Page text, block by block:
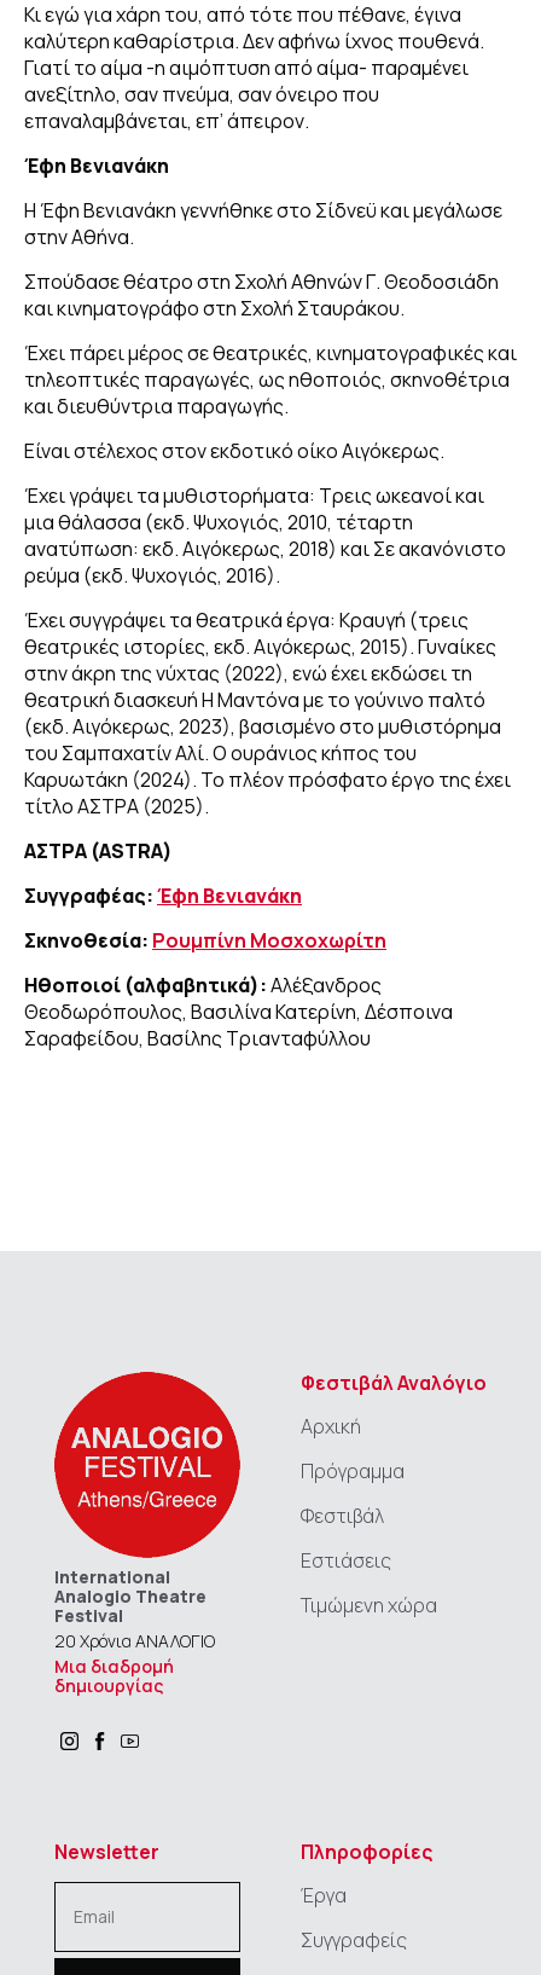
Κι εγώ για χάρη του, από τότε που πέθανε, έγινα
καλύτερη καθαρίστρια. Δεν αφήνω ίχνος πουθενά.
Γιατί το αίμα -η αιμόπτυση από αίμα- παραμένει
ανεξίτηλο, σαν πνεύμα, σαν όνειρο που
επαναλαμβάνεται, επ’ άπειρον.
Έφη Βενιανάκη
Η Έφη Βενιανάκη γεννήθηκε στο Σίδνεϋ και μεγάλωσε
στην Αθήνα.
Σπούδασε θέατρο στη Σχολή Αθηνών Γ. Θεοδοσιάδη
και κινηματογράφο στη Σχολή Σταυράκου.
Έχει πάρει μέρος σε θεατρικές, κινηματογραφικές και
τηλεοπτικές παραγωγές, ως ηθοποιός, σκηνοθέτρια
και διευθύντρια παραγωγής.
Είναι στέλεχος στον εκδοτικό οίκο Αιγόκερως.
Έχει γράψει τα μυθιστορήματα: Τρεις ωκεανοί και
μια θάλασσα (εκδ. Ψυχογιός, 2010, τέταρτη
ανατύπωση: εκδ. Αιγόκερως, 2018) καιΣε ακανόνιστο
ρεύμα (εκδ. Ψυχογιός, 2016).
Έχει συγγράψει τα θεατρικά έργα: Κραυγή (τρεις
θεατρικές ιστορίες, εκδ. Αιγόκερως, 2015).Γυναίκες
στην άκρη της νύχτας (2022), ενώ έχει εκδώσει τη
θεατρική διασκευήΗ Μαντόνα με το γούνινο παλτό
(εκδ. Αιγόκερως, 2023), βασισμένο στο μυθιστόρημα
του Σαμπαχατίν Αλί.Ο ουράνιος κήπος του
Καρυωτάκη (2024). Το πλέον πρόσφατο έργο της έχει
τίτλοΑΣΤΡΑ (2025).
ΑΣΤΡΑ (ASTRA)
Συγγραφέας:Έφη Βενιανάκη
Σκηνοθεσία: Ρουμπίνη Μοσχοχωρίτη
Ηθοποιοί (αλφαβητικά):Αλέξανδρος
Θεοδωρόπουλος, Βασιλίνα Κατερίνη, Δέσποινα
Σαραφείδου, Βασίλης Τριανταφύλλου
International
Analogio Theatre
Festival
20 Χρόνια ΑΝΑΛΟΓΙΟ
Μια διαδρομή
δημιουργίας
Φεστιβάλ Αναλόγιο
Αρχική
Πρόγραμμα
Φεστιβάλ
Εστιάσεις
Τιμώμενη χώρα
Πληροφορίες
Έργα
Συγγραφείς
Newsletter